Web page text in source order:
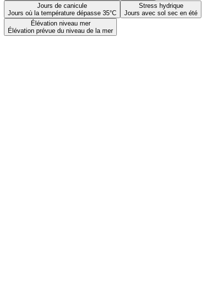
Jours de canicule
Jours où la température dépasse 35°C
Stress hydrique
Jours avec sol sec en été
Élévation niveau mer
Élévation prévue du niveau de la mer